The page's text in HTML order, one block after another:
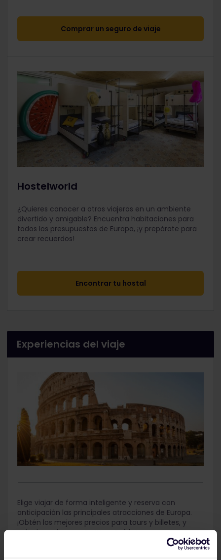
Comprar un seguro de viaje
Hostelworld
¿Quieres conocer a otros viajeros en un ambiente
divertido y amigable? Encuentra habitaciones para
todos los presupuestos de Europa, ¡y prepárate para
crear recuerdos!
Encontrar tu hostal
Experiencias del viaje
Elige viajar de forma inteligente y reserva con
anticipación las principales atracciones de Europa.
¡Obtén los mejores precios para tours y billetes, y
evita las colas conGetYourGuide!